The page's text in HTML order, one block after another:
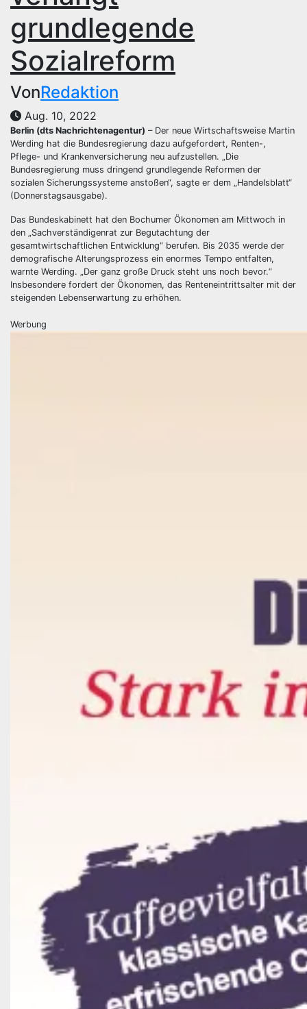
grundlegende
Sozialreform
VonRedaktion
Aug. 10, 2022
Berlin (dts Nachrichtenagentur) – Der neue Wirtschaftsweise Martin
Werding hat die Bundesregierung dazu aufgefordert, Renten-,
Pflege- und Krankenversicherung neu aufzustellen. „Die
Bundesregierung muss dringend grundlegende Reformen der
sozialen Sicherungssysteme anstoßen“, sagte er dem „Handelsblatt“
(Donnerstagsausgabe).
Das Bundeskabinett hat den Bochumer Ökonomen am Mittwoch in
den „Sachverständigenrat zur Begutachtung der
gesamtwirtschaftlichen Entwicklung“ berufen. Bis 2035 werde der
demografische Alterungsprozess ein enormes Tempo entfalten,
warnte Werding. „Der ganz große Druck steht uns noch bevor.“
Insbesondere fordert der Ökonomen, das Renteneintrittsalter mit der
steigenden Lebenserwartung zu erhöhen.
Werbung